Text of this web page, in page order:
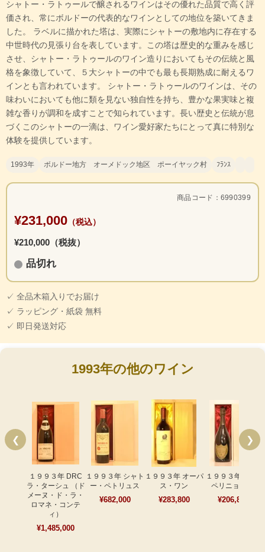
シャトー・ラトゥールで醸されるワインはその優れた品質で高く評
価され、常にボルドーの代表的なワインとしての地位を築いてきま
した。 ラベルに描かれた塔は、実際にシャトーの敷地内に存在する
中世時代の見張り台を表しています。この塔は歴史的な重みを感じ
させ、シャトー・ラトゥールのワイン造りにおいてもその伝統と風
格を象徴していて、５大シャトーの中でも最も長期熟成に耐えるワ
インとも言われています。 シャトー・ラトゥールのワインは、その
味わいにおいても他に類を見ない独自性を持ち、豊かな果実味と複
雑な香りが調和を成すことで知られています。長い歴史と伝統が息
づくこのシャトーの一滴は、ワイン愛好家たちにとって真に特別な
体験を提供しています。
1993年 ボルドー地方 オーメドック地区 ポーイヤック村 ﾌﾗﾝｽ
商品コード：6990399
¥231,000 （税込）
¥210,000（税抜）
品切れ
✓ 全品木箱入りでお届け
✓ ラッピング・紙袋 無料
✓ 即日発送対応
1993年の他のワイン
❮
１９９３年 DRC
ラ・ターシュ （ド
メーヌ・ド・ラ・
ロマネ・コンテ
ィ）
¥1,485,000
１９９３年 シャト
ー・ペトリュス
¥682,000
１９９３年 オーパ
ス・ワン
¥283,800
１９９３年 ドン･
ペリニョン 白
¥206,800
❯